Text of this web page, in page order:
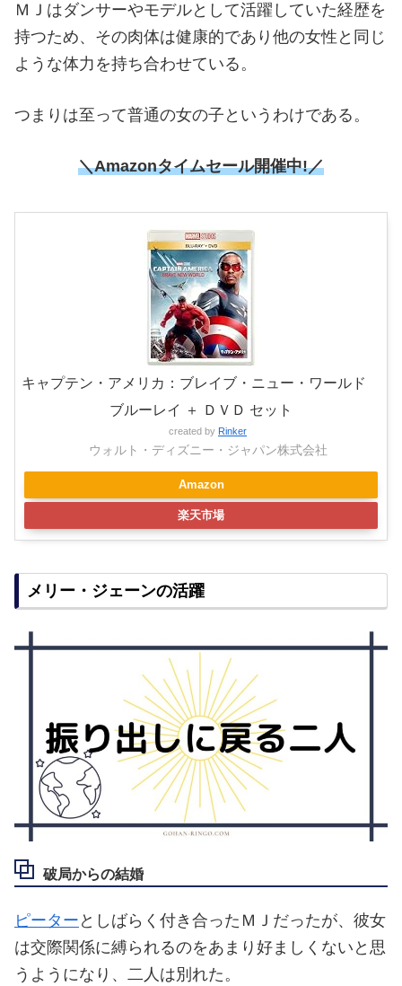
ＭＪはダンサーやモデルとして活躍していた経歴を
持つため、その肉体は健康的であり他の女性と同じ
ような体力を持ち合わせている。
つまりは至って普通の女の子というわけである。
＼Amazonタイムセール開催中!／
キャプテン・アメリカ：ブレイブ・ニュー・ワールド
ブルーレイ ＋ ＤＶＤ セット
created by Rinker
ウォルト・ディズニー・ジャパン株式会社
Amazon
楽天市場
メリー・ジェーンの活躍
破局からの結婚
ピーター としばらく付き合ったＭＪだったが、彼女
は交際関係に縛られるのをあまり好ましくないと思
うようになり、二人は別れた。